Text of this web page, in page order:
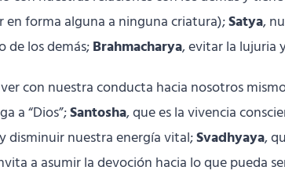
forma alguna a ninguna criatura);Satya,
de los demás;Brahmacharya, evitar la lujuria
con nuestra conducta hacia nosotros
a “Dios”;Santosha, que es la vivencia
disminuir nuestra energía vital;Svadhyaya,
a asumir la devoción hacia lo que pueda